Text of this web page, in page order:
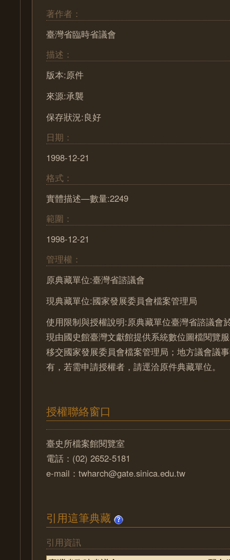
著作者：
臺灣省臨時省議會
描述：
版本:原件
來源:承襲
保存狀況:良好
日期：
1998-12-21
格式：
實體描述—數量:2249
範圍：
1998-12-21
管理權：
原典藏單位:臺灣省諮議會
現典藏單位:國家發展委員會檔案管理局
使用限制與授權說明:原典藏單位臺灣省諮議會
現由國史館臺灣文獻館提供系統數位圖檔閱覽
移交國家發展委員會檔案管理局；地方議會議
有，若需申請授權者，請逕洽原件典藏單位。
授權聯絡窗口
臺史所檔案館閱覽室
電話：(02) 2652-5181
e-mail：twharch@gate.sinica.edu.tw
引用這筆典藏
引用資訊